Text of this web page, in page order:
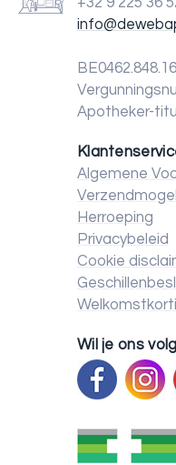
Apotheker-
Algemene
Herroeping
Privacybeleid
Cookie
Wil je ons